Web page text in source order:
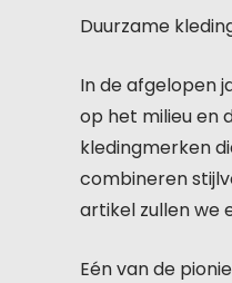
Duurzame
In de afgelopen
op het milieu en
kledingmerken
combineren
artikel zullen we
Eén van de